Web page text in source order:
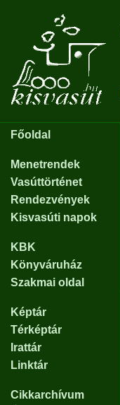
Főoldal
Menetrendek
Vasúttörténet
Rendezvények
Kisvasúti napok
KBK
Könyváruház
Szakmai oldal
Képtár
Térképtár
Irattár
Linktár
Cikkarchívum